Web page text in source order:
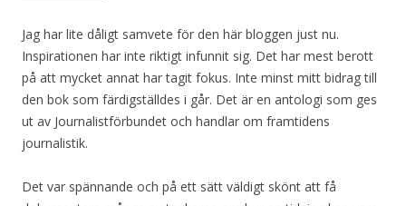
Jag har lite dåligt samvete för den här bloggen just nu.
Inspirationen har inte riktigt infunnit sig. Det har mest berott
på att mycket annat har tagit fokus. Inte minst mitt bidrag till
den bok som färdigställdes i går. Det är en antologi som ges
ut av Journalistförbundet och handlar om framtidens
journalistik.
Det var spännande och på ett sätt väldigt skönt att få